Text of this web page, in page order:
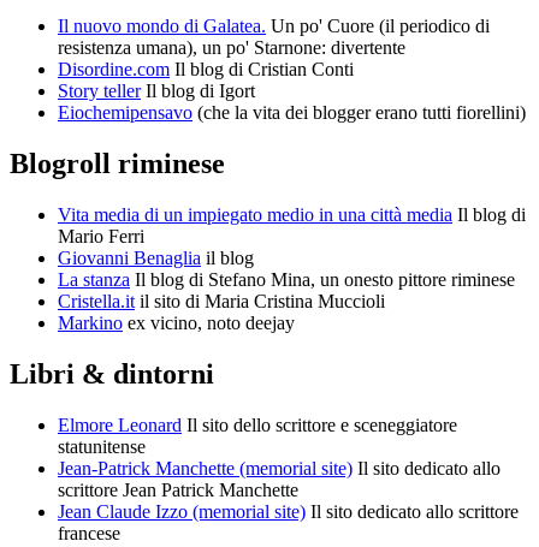
Il nuovo mondo di Galatea. Un po' Cuore (il periodico di
resistenza umana), un po' Starnone: divertente
Disordine.com Il blog di Cristian Conti
Story tellerIl blog di Igort
Eiochemipensavo (che la vita dei blogger erano tutti fiorellini)
Blogroll riminese
Vita media di un impiegato medio in una città media Il blog di
Mario Ferri
Giovanni Benaglia il blog
La stanza Il blog di Stefano Mina, un onesto pittore riminese
Cristella.it il sito di Maria Cristina Muccioli
Markino ex vicino, noto deejay
Libri & dintorni
Elmore Leonard Il sito dello scrittore e sceneggiatore
statunitense
Jean-Patrick Manchette (memorial site) Il sito dedicato allo
scrittore Jean Patrick Manchette
Jean Claude Izzo (memorial site) Il sito dedicato allo scrittore
francese